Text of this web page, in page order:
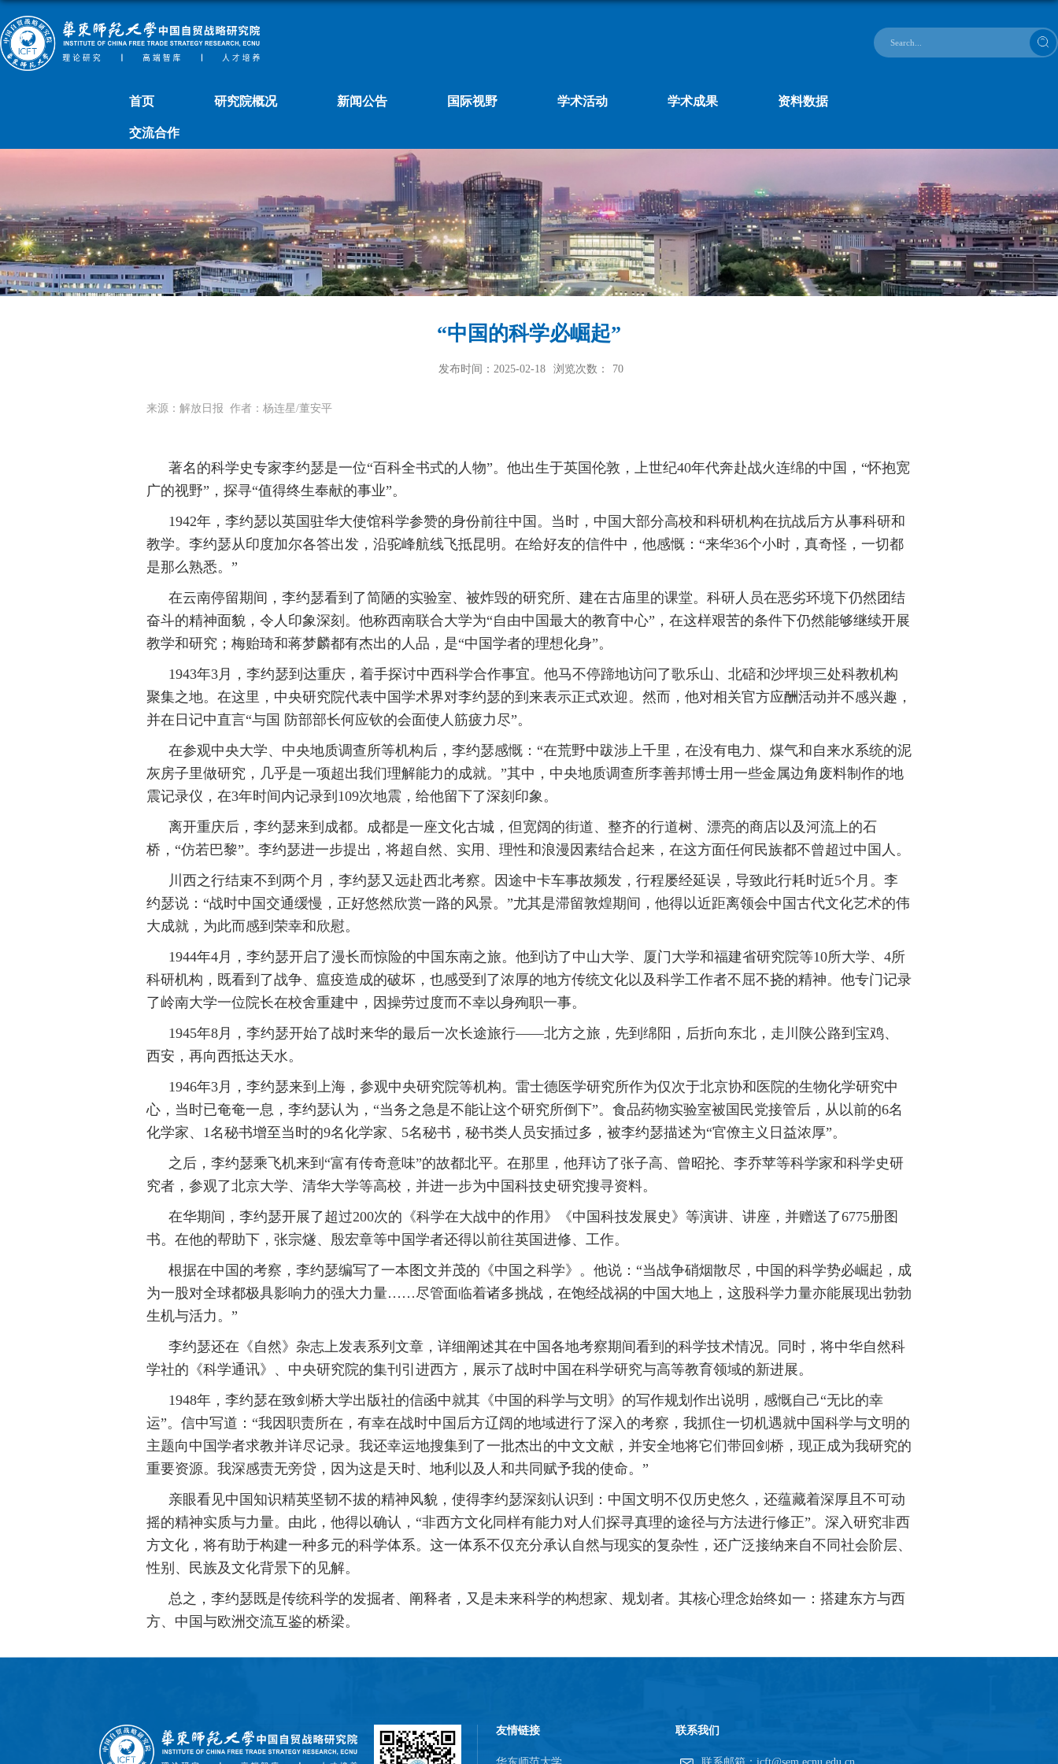
首页 研究院概况 新闻公告 国际视野 学术活动 学术成果 资料数据
交流合作
“中国的科学必崛起”
发布时间：2025-02-18 浏览次数： 70
来源：解放日报 作者：杨连星/董安平
著名的科学史专家李约瑟是一位“百科全书式的人物”。他出生于英国伦敦，上世纪40年代奔赴战火连绵的中国，“怀抱宽
广的视野”，探寻“值得终生奉献的事业”。
1942年，李约瑟以英国驻华大使馆科学参赞的身份前往中国。当时，中国大部分高校和科研机构在抗战后方从事科研和
教学。李约瑟从印度加尔各答出发，沿驼峰航线飞抵昆明。在给好友的信件中，他感慨：“来华36个小时，真奇怪，一切都
是那么熟悉。”
在云南停留期间，李约瑟看到了简陋的实验室、被炸毁的研究所、建在古庙里的课堂。科研人员在恶劣环境下仍然团结
奋斗的精神面貌，令人印象深刻。他称西南联合大学为“自由中国最大的教育中心”，在这样艰苦的条件下仍然能够继续开展
教学和研究；梅贻琦和蒋梦麟都有杰出的人品，是“中国学者的理想化身”。
1943年3月，李约瑟到达重庆，着手探讨中西科学合作事宜。他马不停蹄地访问了歌乐山、北碚和沙坪坝三处科教机构
聚集之地。在这里，中央研究院代表中国学术界对李约瑟的到来表示正式欢迎。然而，他对相关官方应酬活动并不感兴趣，
并在日记中直言“与国 防部部长何应钦的会面使人筋疲力尽”。
在参观中央大学、中央地质调查所等机构后，李约瑟感慨：“在荒野中跋涉上千里，在没有电力、煤气和自来水系统的泥
灰房子里做研究，几乎是一项超出我们理解能力的成就。”其中，中央地质调查所李善邦博士用一些金属边角废料制作的地
震记录仪，在3年时间内记录到109次地震，给他留下了深刻印象。
离开重庆后，李约瑟来到成都。成都是一座文化古城，但宽阔的街道、整齐的行道树、漂亮的商店以及河流上的石
桥，“仿若巴黎”。李约瑟进一步提出，将超自然、实用、理性和浪漫因素结合起来，在这方面任何民族都不曾超过中国人。
川西之行结束不到两个月，李约瑟又远赴西北考察。因途中卡车事故频发，行程屡经延误，导致此行耗时近5个月。李
约瑟说：“战时中国交通缓慢，正好悠然欣赏一路的风景。”尤其是滞留敦煌期间，他得以近距离领会中国古代文化艺术的伟
大成就，为此而感到荣幸和欣慰。
1944年4月，李约瑟开启了漫长而惊险的中国东南之旅。他到访了中山大学、厦门大学和福建省研究院等10所大学、4所
科研机构，既看到了战争、瘟疫造成的破坏，也感受到了浓厚的地方传统文化以及科学工作者不屈不挠的精神。他专门记录
了岭南大学一位院长在校舍重建中，因操劳过度而不幸以身殉职一事。
1945年8月，李约瑟开始了战时来华的最后一次长途旅行——北方之旅，先到绵阳，后折向东北，走川陕公路到宝鸡、
西安，再向西抵达天水。
1946年3月，李约瑟来到上海，参观中央研究院等机构。雷士德医学研究所作为仅次于北京协和医院的生物化学研究中
心，当时已奄奄一息，李约瑟认为，“当务之急是不能让这个研究所倒下”。食品药物实验室被国民党接管后，从以前的6名
化学家、1名秘书增至当时的9名化学家、5名秘书，秘书类人员安插过多，被李约瑟描述为“官僚主义日益浓厚”。
之后，李约瑟乘飞机来到“富有传奇意味”的故都北平。在那里，他拜访了张子高、曾昭抡、李乔苹等科学家和科学史研
究者，参观了北京大学、清华大学等高校，并进一步为中国科技史研究搜寻资料。
在华期间，李约瑟开展了超过200次的《科学在大战中的作用》《中国科技发展史》等演讲、讲座，并赠送了6775册图
书。在他的帮助下，张宗燧、殷宏章等中国学者还得以前往英国进修、工作。
根据在中国的考察，李约瑟编写了一本图文并茂的《中国之科学》。他说：“当战争硝烟散尽，中国的科学势必崛起，成
为一股对全球都极具影响力的强大力量……尽管面临着诸多挑战，在饱经战祸的中国大地上，这股科学力量亦能展现出勃勃
生机与活力。”
李约瑟还在《自然》杂志上发表系列文章，详细阐述其在中国各地考察期间看到的科学技术情况。同时，将中华自然科
学社的《科学通讯》、中央研究院的集刊引进西方，展示了战时中国在科学研究与高等教育领域的新进展。
1948年，李约瑟在致剑桥大学出版社的信函中就其《中国的科学与文明》的写作规划作出说明，感慨自己“无比的幸
运”。信中写道：“我因职责所在，有幸在战时中国后方辽阔的地域进行了深入的考察，我抓住一切机遇就中国科学与文明的
主题向中国学者求教并详尽记录。我还幸运地搜集到了一批杰出的中文文献，并安全地将它们带回剑桥，现正成为我研究的
重要资源。我深感责无旁贷，因为这是天时、地利以及人和共同赋予我的使命。”
亲眼看见中国知识精英坚韧不拔的精神风貌，使得李约瑟深刻认识到：中国文明不仅历史悠久，还蕴藏着深厚且不可动
摇的精神实质与力量。由此，他得以确认，“非西方文化同样有能力对人们探寻真理的途径与方法进行修正”。深入研究非西
方文化，将有助于构建一种多元的科学体系。这一体系不仅充分承认自然与现实的复杂性，还广泛接纳来自不同社会阶层、
性别、民族及文化背景下的见解。
总之，李约瑟既是传统科学的发掘者、阐释者，又是未来科学的构想家、规划者。其核心理念始终如一：搭建东方与西
方、中国与欧洲交流互鉴的桥梁。
友情链接 联系我们